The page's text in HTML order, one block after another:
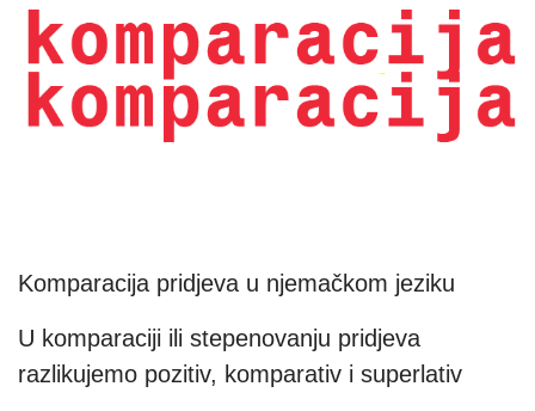
Komparacija pridjeva u njemačkom jeziku
U komparaciji ili stepenovanju pridjeva
razlikujemo pozitiv, komparativ i superlativ